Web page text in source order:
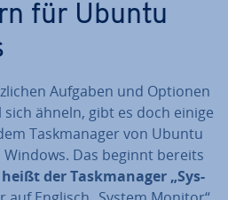
für Ubuntu
Aufgaben und Optionen
ähneln, gibt es doch einige
Task­ma­na­ger von Ubuntu
Das beginnt bereits
heißt der Task­ma­na­ger „Sys­